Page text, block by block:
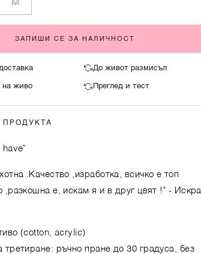
M
ЗАПИШИ СЕ ЗА НАЛИЧНОСТ
До живот размисъл
на живо Преглед и тест
have"
.Качество ,изработка, всичко е топ
,разкошна е, искам я и в друг цвят !" - Искра
(cotton, acrylic)
третиране: ръчно пране до 30 градуса, без